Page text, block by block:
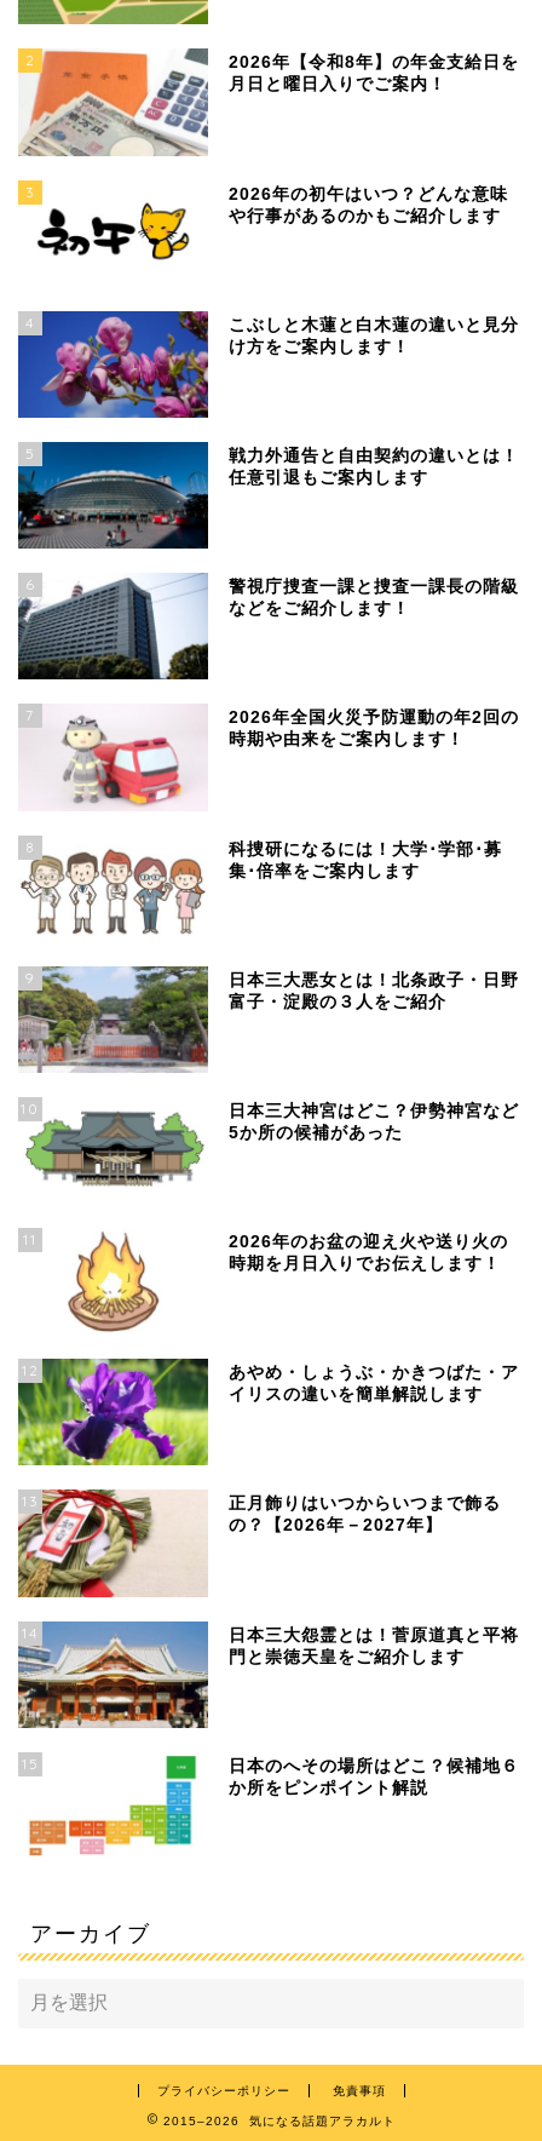
2
2026年【令和8年】の年金支給日を
月日と曜日入りでご案内！
3
2026年の初午はいつ？どんな意味
や行事があるのかもご紹介します
4
こぶしと木蓮と白木蓮の違いと見分
け方をご案内します！
5
戦力外通告と自由契約の違いとは！
任意引退もご案内します
6
警視庁捜査一課と捜査一課長の階級
などをご紹介します！
7
2026年全国火災予防運動の年2回の
時期や由来をご案内します！
8
科捜研になるには！大学･学部･募
集･倍率をご案内します
9
日本三大悪女とは！北条政子・日野
富子・淀殿の３人をご紹介
10
日本三大神宮はどこ？伊勢神宮など
5か所の候補があった
11
2026年のお盆の迎え火や送り火の
時期を月日入りでお伝えします！
12
あやめ・しょうぶ・かきつばた・ア
イリスの違いを簡単解説します
13
正月飾りはいつからいつまで飾る
の？【2026年－2027年】
14
日本三大怨霊とは！菅原道真と平将
門と崇徳天皇をご紹介します
15
日本のへその場所はどこ？候補地６
か所をピンポイント解説
アーカイブ
プライバシーポリシー 免責事項
2015–2026 気になる話題アラカルト